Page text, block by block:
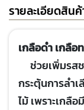
รายละเอียดสินค้
เกลือดำ เกลือ
ช่วยเพิ่มรสช
กระตุ้นการลำเ
ไม้ เพราะเกลื